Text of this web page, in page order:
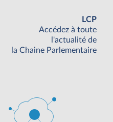
LCP
Accédez à toute
l'actualité de
la Chaine Parlementaire